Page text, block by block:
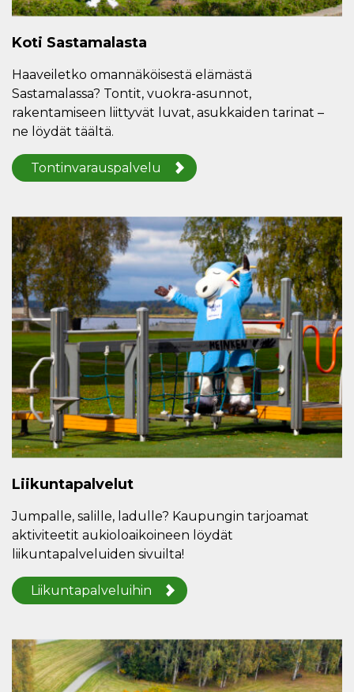
Koti Sastamalasta
Haaveiletko omannäköisestä elämästä
Sastamalassa? Tontit, vuokra-asunnot,
rakentamiseen liittyvät luvat, asukkaiden tarinat –
ne löydät täältä.
Tontinvarauspalvelu
Liikuntapalvelut
Jumpalle, salille, ladulle? Kaupungin tarjoamat
aktiviteetit aukioloaikoineen löydät
liikuntapalveluiden sivuilta!
Liikuntapalveluihin